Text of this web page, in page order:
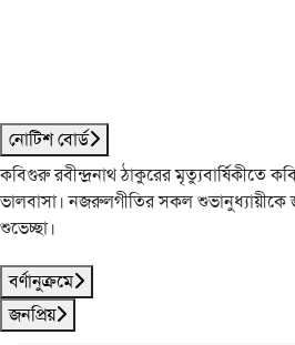
নোটিশ বোর্ড
কবিগুরু রবীন্দ্রনাথ ঠাকুরের মৃত্যুবার্ষিকীতে
ভালবাসা। নজরুলগীতির সকল শুভানুধ্যায়ীকে
শুভেচ্ছা।
বর্ণানুক্রমে
জনপ্রিয়